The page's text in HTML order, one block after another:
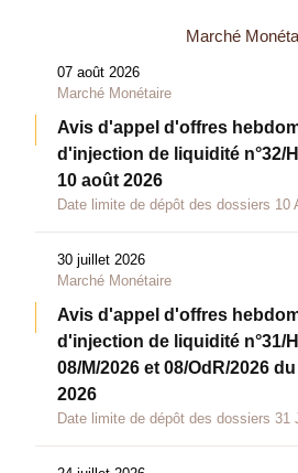
Marché
07 août 2026
Marché Monétaire
Avis d'appel d'offres
d'injection de liquidité n°32/
10 août 2026
Date limite de dépôt des dossiers 10
30 juillet 2026
Marché Monétaire
Avis d'appel d'offres
d'injection de liquidité n°31/
08/M/2026 et 08/OdR/2026
2026
Date limite de dépôt des dossiers 31